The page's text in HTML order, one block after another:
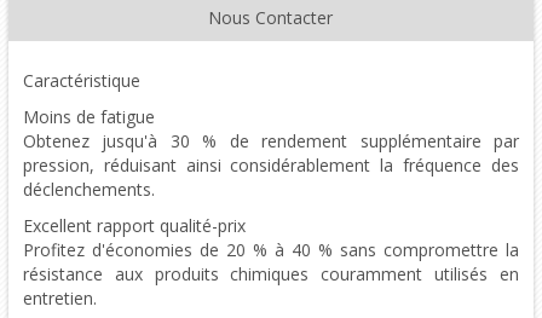
Nous Contacter
Caractéristique
Moins de fatigue
Obtenez jusqu'à 30 % de rendement supplémentaire par
pression, réduisant ainsi considérablement la fréquence des
déclenchements.
Excellent rapport qualité-prix
Profitez d'économies de 20 % à 40 % sans compromettre la
résistance aux produits chimiques couramment utilisés en
entretien.